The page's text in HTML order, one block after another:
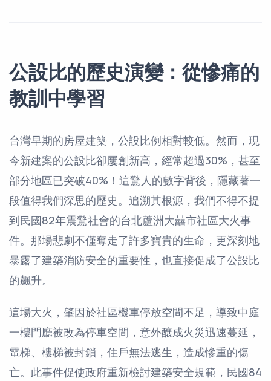
公設比的歷史演變：從慘痛的
教訓中學習
台灣早期的房屋建築，公設比例相對較低。然而，現
今新建案的公設比卻屢創新高，經常超過30%，甚至
部分地區已突破40%！這驚人的數字背後，隱藏著一
段值得我們深思的歷史。追溯其根源，我們不得不提
到民國82年震驚社會的台北蘆洲大囍市社區大火事
件。那場悲劇不僅奪走了許多寶貴的生命，更深刻地
暴露了建築消防安全的重要性，也直接促成了公設比
的飆升。
這場大火，肇因於社區機車停放空間不足，導致中庭
一樓門廳被改為停車空間，意外釀成火災迅速蔓延，
電梯、樓梯被封鎖，住戶無法逃生，造成慘重的傷
亡。此事件促使政府重新檢討建築安全規範，民國84